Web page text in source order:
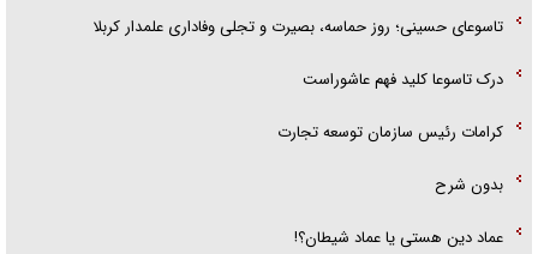
تاسوعای حسینی؛ روز حماسه، بصیرت و تجلی وفاداری علمدار کربلا
درک تاسوعا کلید فهم عاشوراست
کرامات رئیس سازمان توسعه تجارت
بدون شرح
عماد دین هستی یا عماد شیطان؟!